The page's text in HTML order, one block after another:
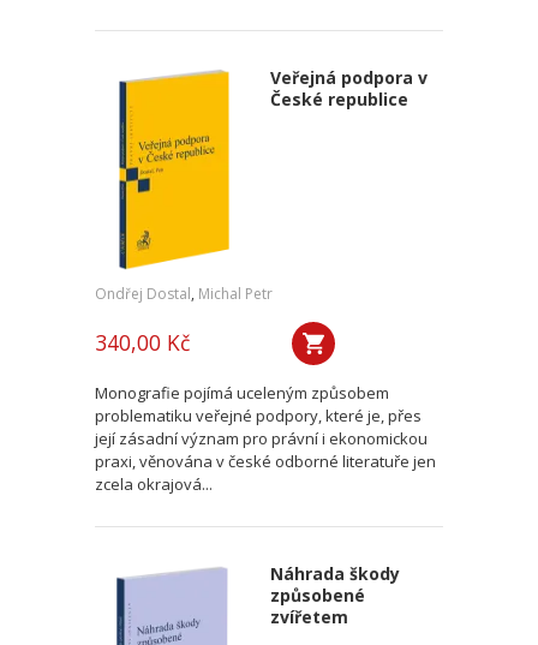
Veřejná podpora v
České republice
Ondřej Dostal, Michal Petr
340,00 Kč
Monografie pojímá uceleným způsobem
problematiku veřejné podpory, které je, přes
její zásadní význam pro právní i ekonomickou
praxi, věnována v české odborné literatuře jen
zcela okrajová...
Náhrada škody
způsobené
zvířetem